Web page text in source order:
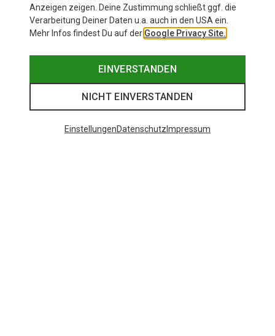
Anzeigen zeigen. Deine Zustimmung schließt ggf. die
Verarbeitung Deiner Daten u.a. auch in den USA ein.
Mehr Infos findest Du auf der Google Privacy Site.
EINVERSTANDEN
NICHT EINVERSTANDEN
EinstellungenDatenschutz Impressum